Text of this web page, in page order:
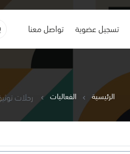
تسجيل عضوية تواصل معنا
الرئيسية الفعاليات رحلات